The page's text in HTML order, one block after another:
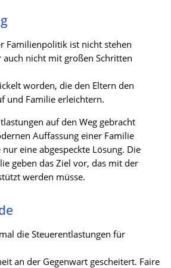
Familienpolitik ist nicht stehen
auch nicht mit großen Schritten
worden, die den Eltern den
und Familie erleichtern.
auf den Weg gebracht
Auffassung einer Familie
eine abgespeckte Lösung. Die
geben das Ziel vor, das mit der
werden müsse.
die Steuerentlastungen für
an der Gegenwart gescheitert. Faire